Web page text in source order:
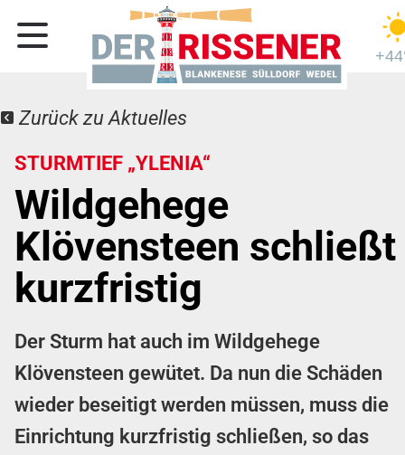
Zurück zu Aktuelles
STURMTIEF „YLENIA“
Wildgehege
Klövensteen schließt
kurzfristig
Der Sturm hat auch im Wildgehege
Klövensteen gewütet. Da nun die Schäden
wieder beseitigt werden müssen, muss die
Einrichtung kurzfristig schließen, so das